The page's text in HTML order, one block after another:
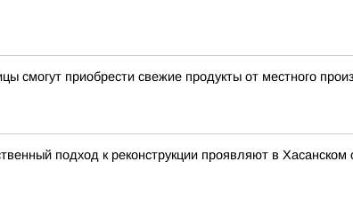
смогут приобрести свежие продукты от местного
подход к реконструкции проявляют в Хасанском